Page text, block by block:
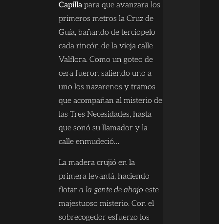
Capilla para que avanzara los
primeros metros la Cruz de
Guía, bañando de terciopelo
cada rincón de la vieja calle
Valflora. Como un goteo de
cera fueron saliendo uno a
uno los nazarenos y tramos
que acompañan al misterio de
las Tres Necesidades, hasta
que sonó su llamador y la
calle enmudeció…
La madera crujió en la
primera levantá, haciendo
flotara la gente de abajo este
majestuoso misterio. Con el
sobrecogedor esfuerzo los